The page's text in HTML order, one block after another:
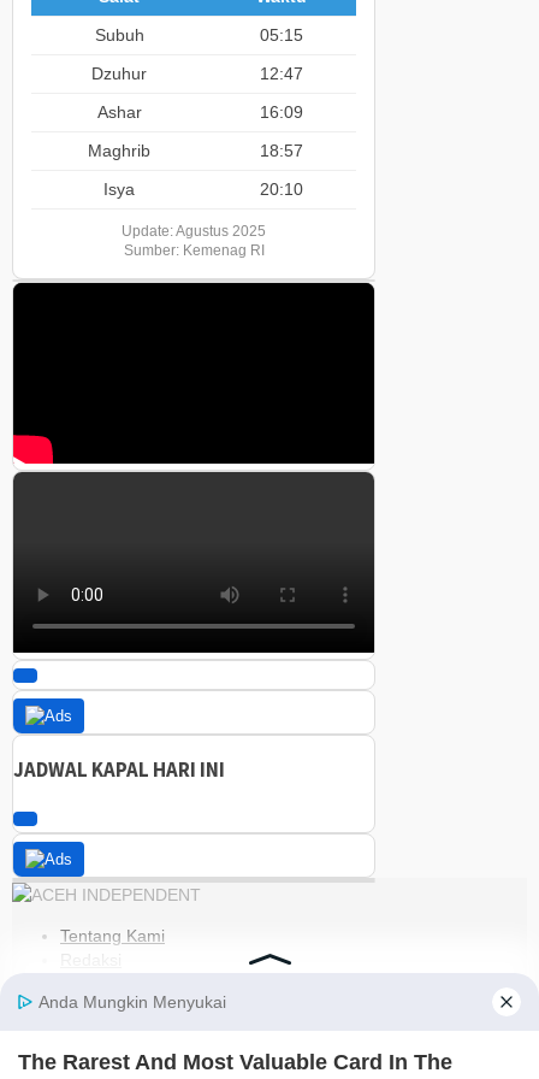
Subuh
05:15
Dzuhur
12:47
Ashar
16:09
Maghrib
18:57
Isya
20:10
Update: Agustus 2025
Sumber: Kemenag RI
JADWAL KAPAL HARI INI
Tentang Kami
Redaksi
Pedoman Media Siber
Kebijakan Privasi